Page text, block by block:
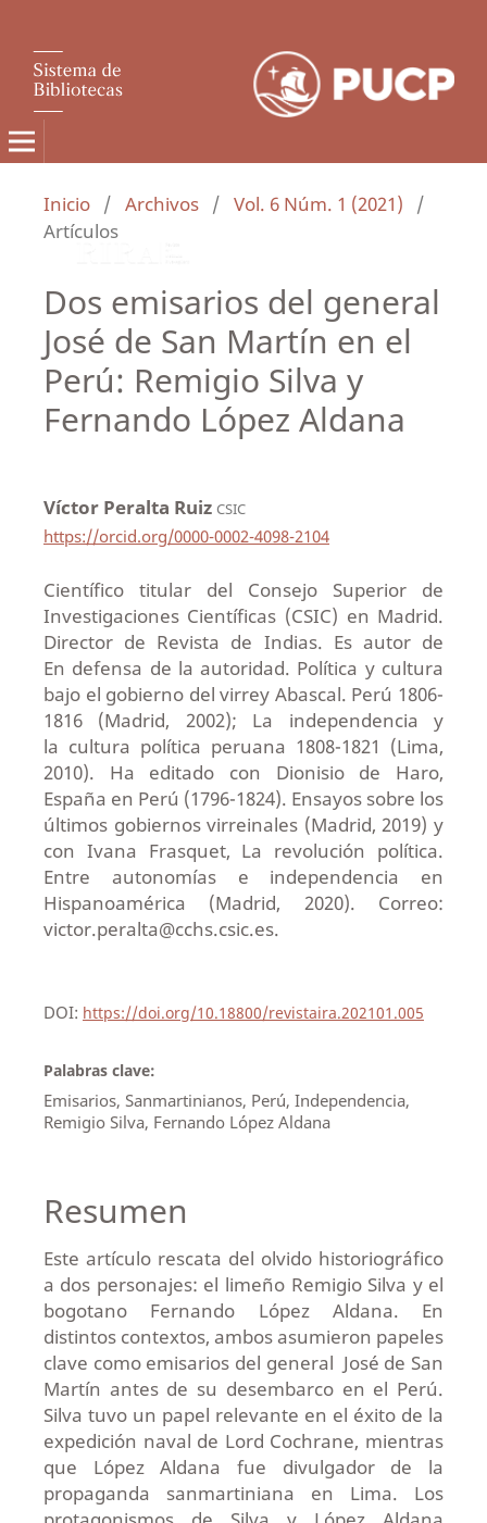
Inicio / Archivos / Vol. 6 Núm. 1 (2021)
/
Artículos
Dos emisarios del general
José de San Martín en el
Perú: Remigio Silva y
Fernando López Aldana
Víctor Peralta Ruiz CSIC
https://orcid.org/0000-0002-4098-2104
Científico titular del Consejo Superior de
Investigaciones Científicas (CSIC) en Madrid.
Director de Revista de Indias. Es autor de
En defensa de la autoridad. Política y cultura
bajo el gobierno del virrey Abascal. Perú 1806-
1816 (Madrid, 2002); La independencia y
la cultura política peruana 1808-1821 (Lima,
2010). Ha editado con Dionisio de Haro,
España en Perú (1796-1824). Ensayos sobre los
últimos gobiernos virreinales (Madrid, 2019) y
con Ivana Frasquet, La revolución política.
Entre autonomías e independencia en
Hispanoamérica (Madrid, 2020). Correo:
victor.peralta@cchs.csic.es.
DOI: https://doi.org/10.18800/revistaira.202101.005
Palabras clave:
Emisarios, Sanmartinianos, Perú, Independencia,
Remigio Silva, Fernando López Aldana
Resumen
Este artículo rescata del olvido historiográfico
a dos personajes: el limeño Remigio Silva y el
bogotano Fernando López Aldana. En
distintos contextos, ambos asumieron papeles
clave como emisarios del general José de San
Martín antes de su desembarco en el Perú.
Silva tuvo un papel relevante en el éxito de la
expedición naval de Lord Cochrane, mientras
que López Aldana fue divulgador de la
propaganda sanmartiniana en Lima. Los